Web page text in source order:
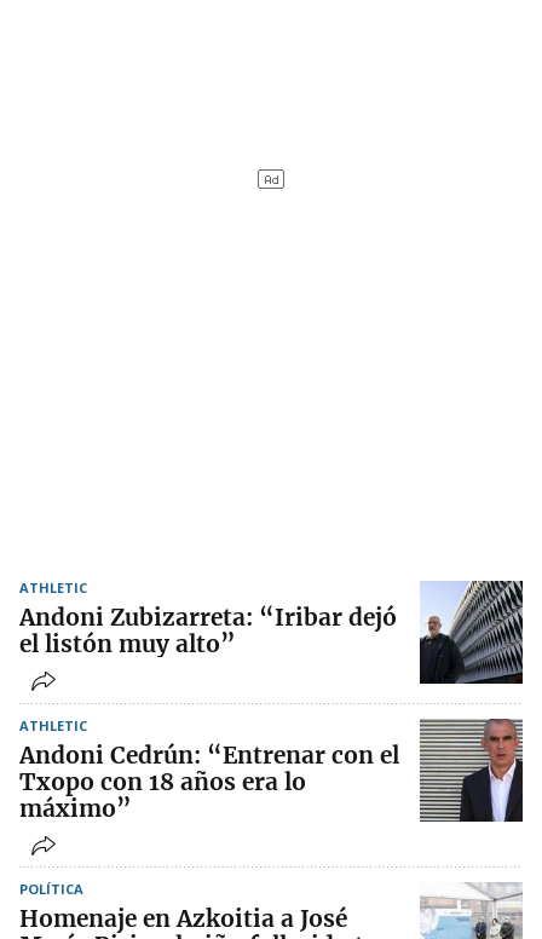
ATHLETIC
Andoni Zubizarreta: “Iribar dejó
el listón muy alto”
ATHLETIC
Andoni Cedrún: “Entrenar con el
Txopo con 18 años era lo
máximo”
POLÍTICA
Homenaje en Azkoitia a José